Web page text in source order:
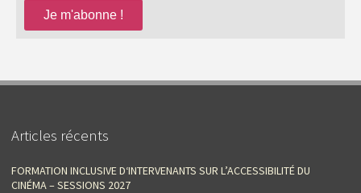
Articles récents
FORMATION INCLUSIVE D‘INTERVENANTS SUR L’ACCESSIBILITÉ DU
CINÉMA – SESSIONS 2027